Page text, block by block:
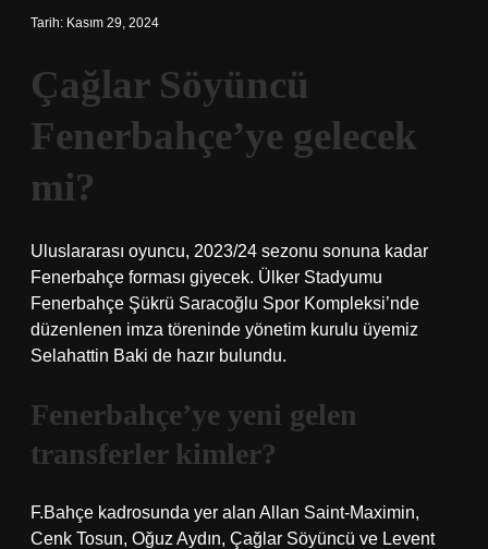
Tarih: Kasım 29, 2024
Çağlar Söyüncü
Fenerbahçe’ye gelecek
mi?
Uluslararası oyuncu, 2023/24 sezonu sonuna kadar
Fenerbahçe forması giyecek. Ülker Stadyumu
Fenerbahçe Şükrü Saracoğlu Spor Kompleksi’nde
düzenlenen imza töreninde yönetim kurulu üyemiz
Selahattin Baki de hazır bulundu.
Fenerbahçe’ye yeni gelen
transferler kimler?
F.Bahçe kadrosunda yer alan Allan Saint-Maximin,
Cenk Tosun, Oğuz Aydın, Çağlar Söyüncü ve Levent